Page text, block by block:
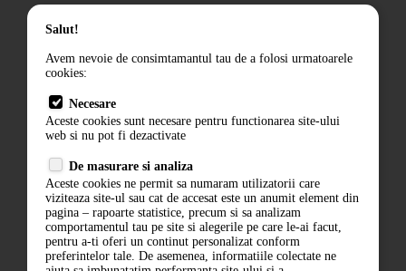
Returnarea produselor
Termeni si conditii
Politica de confidentialitate
ANPC
Salut!
Avem nevoie de consimtamantul tau de a folosi urmatoarele
cookies:
Necesare
Aceste cookies sunt necesare pentru functionarea site-ului
web si nu pot fi dezactivate
De masurare si analiza
Aceste cookies ne permit sa numaram utilizatorii care
viziteaza site-ul sau cat de accesat este un anumit element din
pagina – rapoarte statistice, precum si sa analizam
comportamentul tau pe site si alegerile pe care le-ai facut,
pentru a-ti oferi un continut personalizat conform
preferintelor tale. De asemenea, informatiile colectate ne